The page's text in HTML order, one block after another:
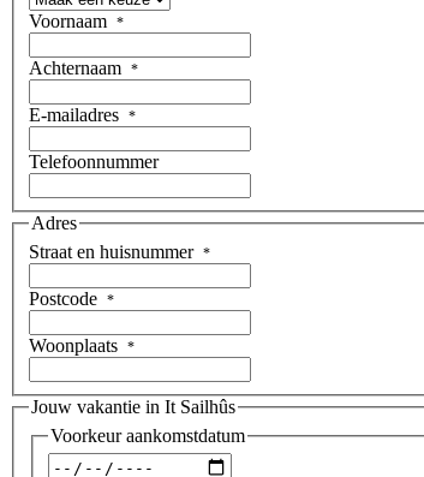
Voornaam *
Achternaam *
E-mailadres *
Telefoonnummer
Adres
Straat en huisnummer *
Postcode *
Woonplaats *
Jouw vakantie in It Sailhûs
Voorkeur aankomstdatum
Datum